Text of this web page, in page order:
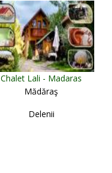
Chalet Lali - Madaras
Mădăraş
Delenii